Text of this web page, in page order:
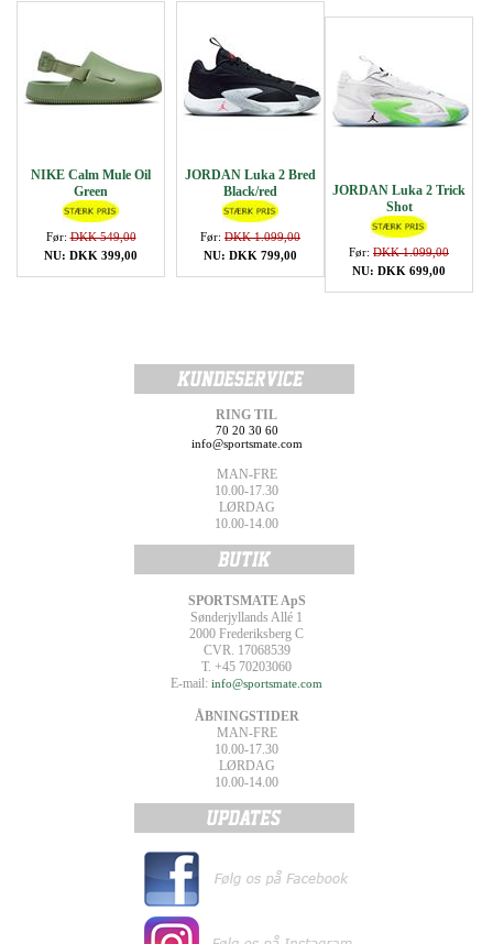
NIKE Calm Mule Oil
Green
Før:DKK 549,00
NU: DKK 399,00
JORDAN Luka 2 Bred
Black/red
Før: DKK 1.099,00
NU: DKK 799,00
JORDAN Luka 2 Trick
Shot
Før: DKK 1.099,00
NU: DKK 699,00
RING TIL
70 20 30 60
info@sportsmate.com
MAN-FRE
10.00-17.30
LØRDAG
10.00-14.00
SPORTSMATE ApS
Sønderjyllands Allé 1
2000 Frederiksberg C
CVR. 17068539
T. +45 70203060
E-mail: info@sportsmate.com
ÅBNINGSTIDER
MAN-FRE
10.00-17.30
LØRDAG
10.00-14.00